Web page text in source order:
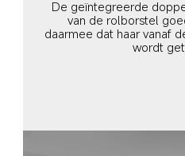
De geïntegreerde
van de rolborstel
daarmee dat haar vanaf
wordt